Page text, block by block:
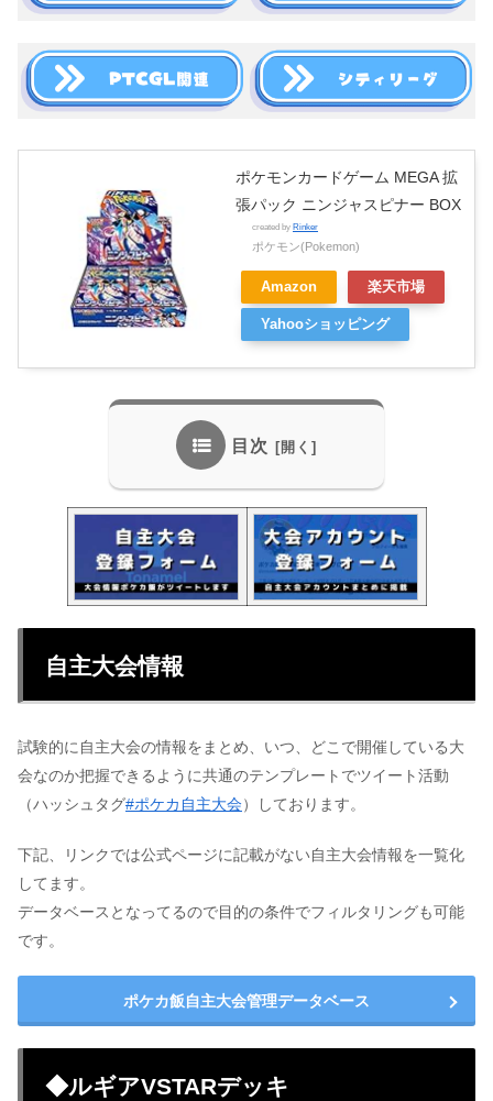
ポケモンカードゲーム MEGA 拡
張パック ニンジャスピナー BOX
created by Rinker
ポケモン(Pokemon)
Amazon 楽天市場
Yahooショッピング
目次
自主大会情報
試験的に自主大会の情報をまとめ、いつ、どこで開催している大
会なのか把握できるように共通のテンプレートでツイート活動
（ハッシュタグ#ポケカ自主大会）しております。
下記、リンクでは公式ページに記載がない自主大会情報を一覧化
してます。
データベースとなってるので目的の条件でフィルタリングも可能
です。
ポケカ飯自主大会管理データベース
◆ルギアVSTARデッキ